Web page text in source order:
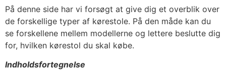
På denne side har vi forsøgt at give dig et overblik over
de forskellige typer af kørestole. På den måde kan du
se forskellene mellem modellerne og lettere beslutte dig
for, hvilken kørestol du skal købe.
Indholdsfortegnelse